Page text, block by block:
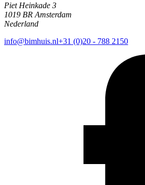
Piet Heinkade 3
1019 BR Amsterdam
Nederland
info@bimhuis.nl+31 (0)20 - 788 2150